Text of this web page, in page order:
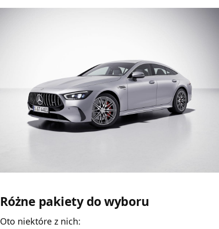
Różne pakiety do wyboru
Oto niektóre z nich: